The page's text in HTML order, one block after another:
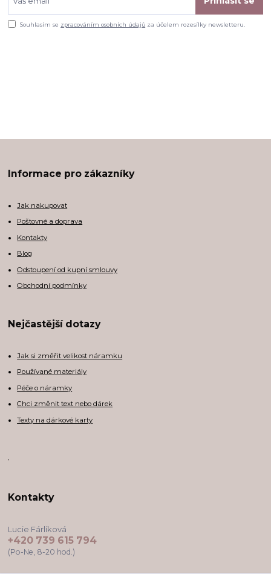
Souhlasím se zpracováním osobních údajů za účelem rozesílky newsletteru.
Informace pro zákazníky
Jak nakupovat
Poštovné a doprava
Kontakty
Blog
Odstoupení od kupní smlouvy
Obchodní podmínky
Nejčastější dotazy
Jak si změřit velikost náramku
Používané materiály
Péče o náramky
Chci změnit text nebo dárek
Texty na dárkové karty
,
Kontakty
Lucie Fárlíková
+420 739 615 794
(Po-Ne, 8-20 hod.)